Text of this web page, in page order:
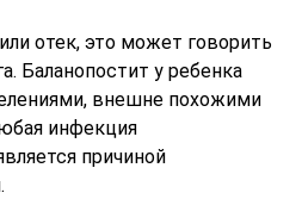
отек, это может говорить
Баланопостит у ребенка
внешне похожими
инфекция
причиной